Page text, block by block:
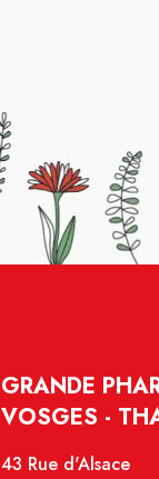
GRANDE
VOSGES -
43 Rue d'Alsace